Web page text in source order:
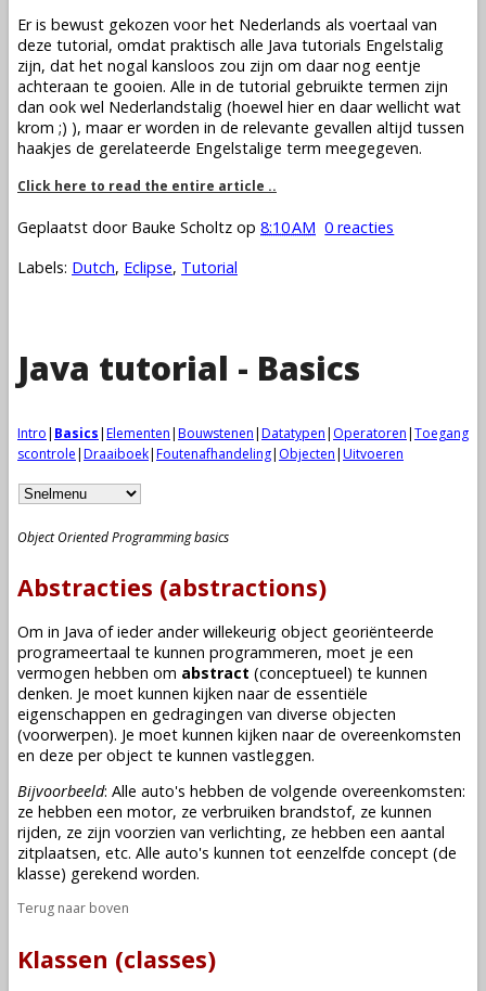
Er is bewust gekozen voor het Nederlands als voertaal van
deze tutorial, omdat praktisch alle Java tutorials Engelstalig
zijn, dat het nogal kansloos zou zijn om daar nog eentje
achteraan te gooien. Alle in de tutorial gebruikte termen zijn
dan ook wel Nederlandstalig (hoewel hier en daar wellicht wat
krom ;) ), maar er worden in de relevante gevallen altijd tussen
haakjes de gerelateerde Engelstalige term meegegeven.
Click here to read the entire article ..
Geplaatst door Bauke Scholtz op 8:10 AM 0 reacties
Labels: Dutch, Eclipse, Tutorial
Java tutorial - Basics
Intro| Basics|Elementen|Bouwstenen|Datatypen| Operatoren|Toegang
scontrole|Draaiboek|Foutenafhandeling| Objecten|Uitvoeren
Object Oriented Programming basics
Abstracties (abstractions)
Om in Java of ieder ander willekeurig object georiënteerde
programeertaal te kunnen programmeren, moet je een
vermogen hebben om abstract (conceptueel) te kunnen
denken. Je moet kunnen kijken naar de essentiële
eigenschappen en gedragingen van diverse objecten
(voorwerpen). Je moet kunnen kijken naar de overeenkomsten
en deze per object te kunnen vastleggen.
Bijvoorbeeld: Alle auto's hebben de volgende overeenkomsten:
ze hebben een motor, ze verbruiken brandstof, ze kunnen
rijden, ze zijn voorzien van verlichting, ze hebben een aantal
zitplaatsen, etc. Alle auto's kunnen tot eenzelfde concept (de
klasse) gerekend worden.
Terug naar boven
Klassen (classes)